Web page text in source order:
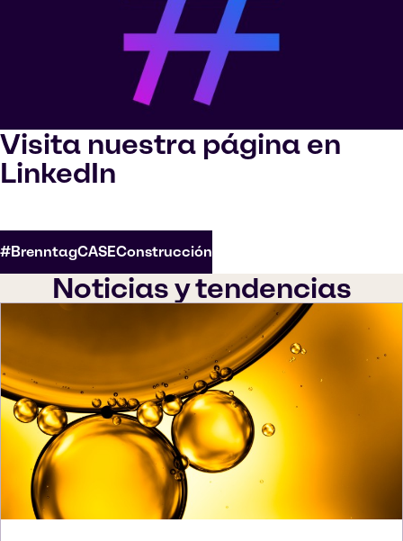
Visita nuestra página en
LinkedIn
#BrenntagCASEConstrucción
Noticias y tendencias